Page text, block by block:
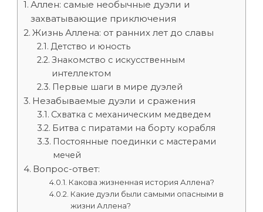
Аллен: самые необычные дуэли и
захватывающие приключения
Жизнь Аллена: от ранних лет до славы
Детство и юность
Знакомство с искусственным
интеллектом
Первые шаги в мире дуэлей
Незабываемые дуэли и сражения
Схватка с механическим медведем
Битва с пиратами на борту корабля
Постоянные поединки с мастерами
мечей
Вопрос-ответ:
Какова жизненная история Аллена?
Какие дуэли были самыми опасными в
жизни Аллена?